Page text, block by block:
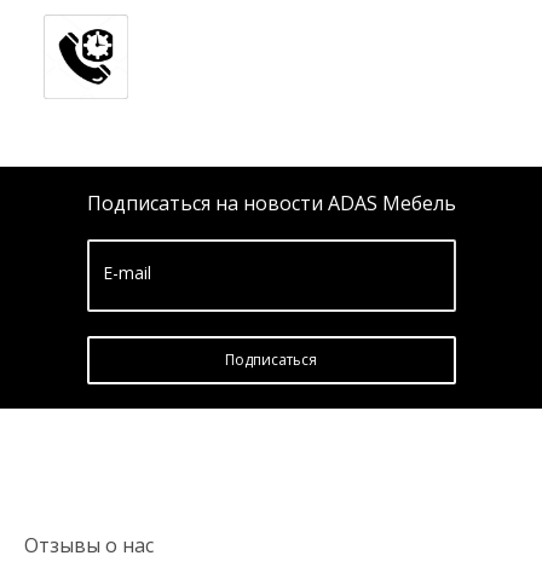
Подписаться на новости ADAS Мебель
E-mail
Подписатьcя
Отзывы о нас